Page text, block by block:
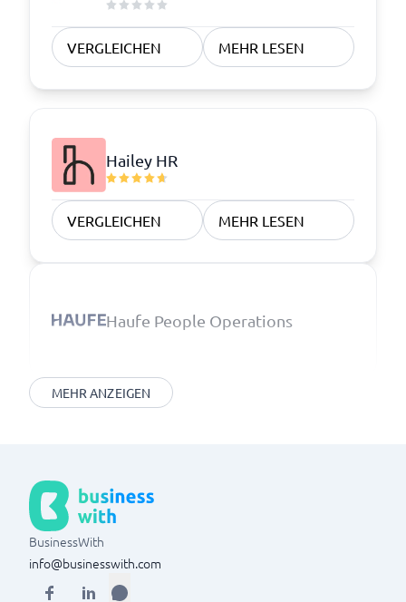
VERGLEICHEN MEHR LESEN
Hailey HR
VERGLEICHEN MEHR LESEN
Haufe People Operations
MEHR ANZEIGEN
BusinessWith
info@businesswith.com